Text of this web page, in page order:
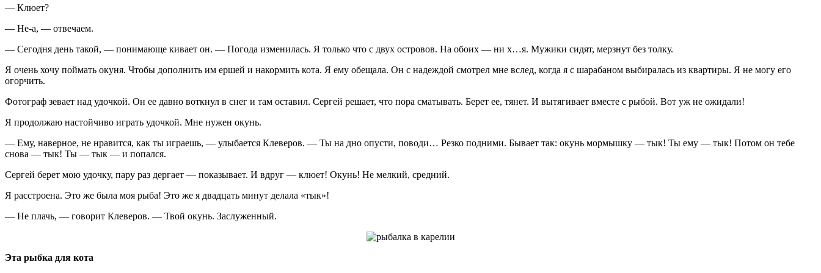
— Клюет?
— Не-а, — отвечаем.
— Сегодня день такой, — понимающе кивает он. — Погода изменилась. Я только что с двух островов. На обоих — ни х…я. Мужики сидят, мерзнут без толку.
Я очень хочу поймать окуня. Чтобы дополнить им ершей и накормить кота. Я ему обещала. Он с надеждой смотрел мне вслед, когда я с шарабаном выбиралась из квартиры. Я не могу его
огорчить.
Фотограф зевает над удочкой. Он ее давно воткнул в снег и там оставил. Сергей решает, что пора сматывать. Берет ее, тянет. И вытягивает вместе с рыбой. Вот уж не ожидали!
Я продолжаю настойчиво играть удочкой. Мне нужен окунь.
— Ему, наверное, не нравится, как ты играешь, — улыбается Клеверов. — Ты на дно опусти, поводи… Резко подними. Бывает так: окунь мормышку — тык! Ты ему — тык! Потом он тебе
снова — тык! Ты — тык — и попался.
Сергей берет мою удочку, пару раз дергает — показывает. И вдруг — клюет! Окунь! Не мелкий, средний.
Я расстроена. Это же была моя рыба! Это же я двадцать минут делала «тык»!
— Не плачь, — говорит Клеверов. — Твой окунь. Заслуженный.
Эта рыбка для кота